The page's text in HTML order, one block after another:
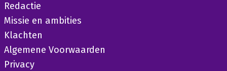
Redactie
Missie en ambities
Klachten
Algemene Voorwaarden
Privacy